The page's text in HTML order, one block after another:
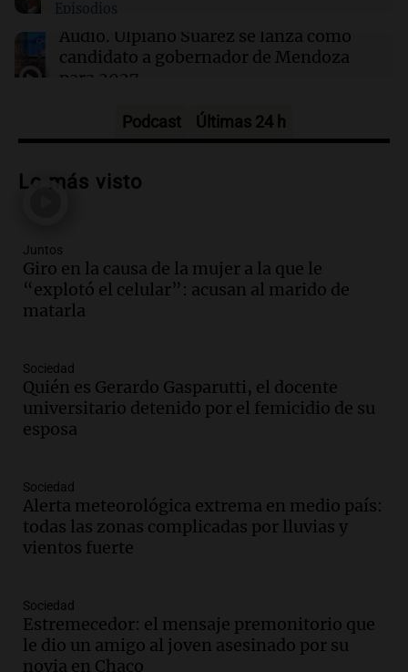
AySA brindará agua potable gratuita durante
la Fiesta de San Cayetano en Buenos Aires
Episodios
Audio. Ulpiano Suárez se lanza como
candidato a gobernador de Mendoza
para 2027
Audio.Críticas a autoridades por cierre
temporal de nieve en la alta montaña
Audio.
Miguel de Tucumán solicitará informe
tras explosión mortal en edificio
Panorama Federal
Audio.
Miguel de Tucumán pide informe tras
explosión en edificio de Montiagudo
Panorama Federal
arrestar y agredir a una niña de 13 años
en Tucumán
Panorama Federal
Episodios
Valle con ráfagas de hasta 90 km/h y
causan daños
Panorama Federal
Episodios
Podcast Últimas 24 h
Lo más visto
Juntos
Giro en la causa de la mujer a la que le
“explotó el celular”: acusan al marido de
matarla
Sociedad
Quién es Gerardo Gasparutti, el docente
universitario detenido por el femicidio de su
esposa
Sociedad
Alerta meteorológica extrema en medio país:
todas las zonas complicadas por lluvias y
vientos fuerte
Sociedad
Estremecedor: el mensaje premonitorio que
le dio un amigo al joven asesinado por su
novia en Chaco